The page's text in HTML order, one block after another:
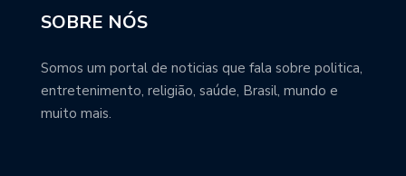
SOBRE NÓS
Somos um portal de noticias que fala sobre politica,
entretenimento, religião, saúde, Brasil, mundo e
muito mais.